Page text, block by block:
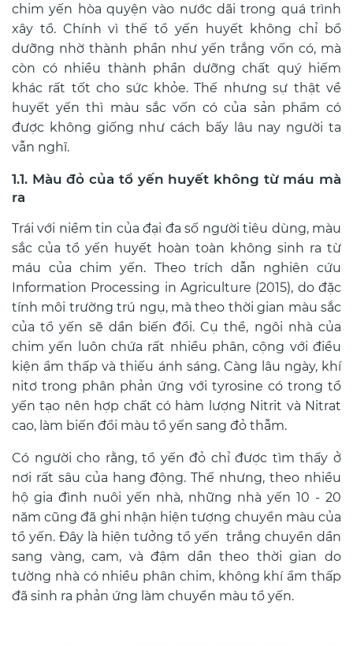
chim yến hòa quyện vào nước dãi trong quá trình
xây tổ. Chính vì thế tổ yến huyết không chỉ bổ
dưỡng nhờ thành phần như yến trắng vốn có, mà
còn có nhiều thành phần dưỡng chất quý hiếm
khác rất tốt cho sức khỏe. Thế nhưng sự thật về
huyết yến thì màu sắc vốn có của sản phẩm có
được không giống như cách bấy lâu nay người ta
vẫn nghĩ.
1.1. Màu đỏ của tổ yến huyết không từ máu mà
ra
Trái với niềm tin của đại đa số người tiêu dùng, màu
sắc của tổ yến huyết hoàn toàn không sinh ra từ
máu của chim yến. Theo trích dẫn nghiên cứu
Information Processing in Agriculture (2015), do đặc
tính môi trường trú ngụ, mà theo thời gian màu sắc
của tổ yến sẽ dần biến đổi. Cụ thể, ngôi nhà của
chim yến luôn chứa rất nhiều phân, cộng với điều
kiện ẩm thấp và thiếu ánh sáng. Càng lâu ngày, khí
nitơ trong phân phản ứng với tyrosine có trong tổ
yến tạo nên hợp chất có hàm lượng Nitrit và Nitrat
cao, làm biến đổi màu tổ yến sang đỏ thẫm.
Có người cho rằng, tổ yến đỏ chỉ được tìm thấy ở
nơi rất sâu của hang động. Thế nhưng, theo nhiều
hộ gia đình nuôi yến nhà, những nhà yến 10 - 20
năm cũng đã ghi nhận hiện tượng chuyển màu của
tổ yến. Đây là hiện tưởng tổ yến trắng chuyển dần
sang vàng, cam, và đậm dần theo thời gian do
tường nhà có nhiều phân chim, không khí ẩm thấp
đã sinh ra phản ứng làm chuyển màu tổ yến.